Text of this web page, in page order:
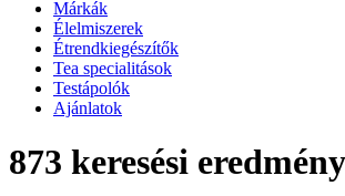
Márkák
Élelmiszerek
Étrendkiegészítők
Tea specialitások
Testápolók
Ajánlatok
873 keresési